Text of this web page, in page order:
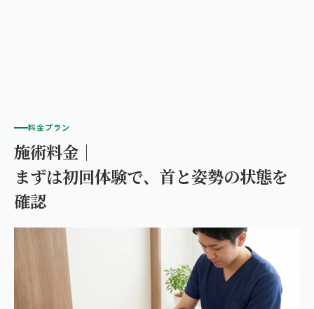
料金プラン
施術料金｜
まずは初回体験で、首と姿勢の状態を
確認